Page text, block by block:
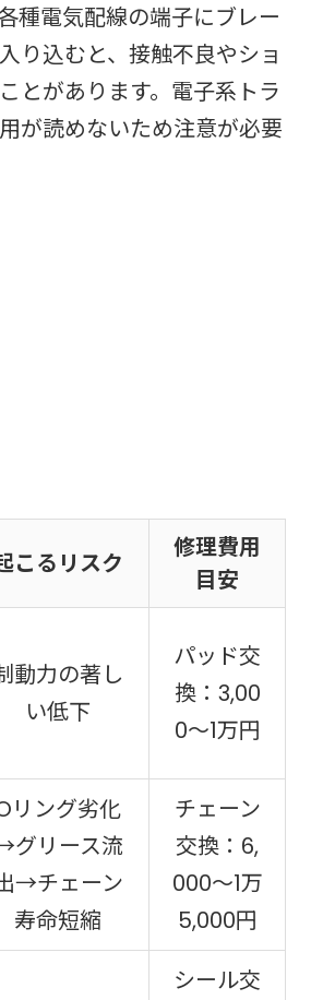
種電気配線の端子にブレー
り込むと、接触不良やショ
とがあります。電子系トラ
が読めないため注意が必要
こるリスク
修理費用
目安
動力の著し
い低下
パッド交
換：3,00
0〜1万円
リング劣化
グリース流
→チェーン
寿命短縮
チェーン
交換：6,
000〜1万
5,000円
シール交